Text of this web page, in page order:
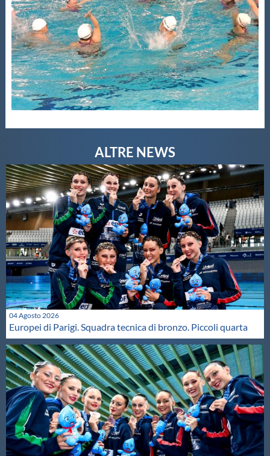
04 Agosto 2026
Europei di Parigi. Squadra tecnica di bronzo. Piccoli quarta